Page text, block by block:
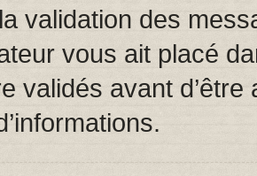
validation des
vous ait placé
validés avant